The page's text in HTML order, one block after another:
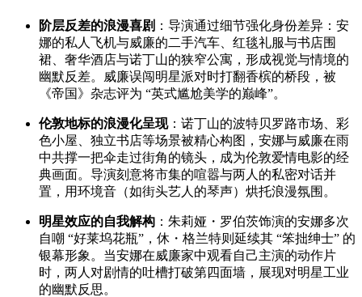
阶层反差的浪漫喜剧 ：导演通过细节强化身份差异：安
娜的私人飞机与威廉的二手汽车、红毯礼服与书店围
裙、奢华酒店与诺丁山的狭窄公寓，形成视觉与情境的
幽默反差。威廉误闯明星派对时打翻香槟的桥段，被
《帝国》杂志评为 “英式尴尬美学的巅峰”。
伦敦地标的浪漫化呈现：诺丁山的波特贝罗路市场、彩
色小屋、独立书店等场景被精心构图，安娜与威廉在雨
中共撑一把伞走过街角的镜头，成为伦敦爱情电影的经
典画面。导演刻意将市集的喧嚣与两人的私密对话并
置，用环境音（如街头艺人的琴声）烘托浪漫氛围。
明星效应的自我解构 ：朱莉娅・罗伯茨饰演的安娜多次
自嘲 “好莱坞花瓶”，休・格兰特则延续其 “笨拙绅士” 的
银幕形象。当安娜在威廉家中观看自己主演的动作片
时，两人对剧情的吐槽打破第四面墙，展现对明星工业
的幽默反思。